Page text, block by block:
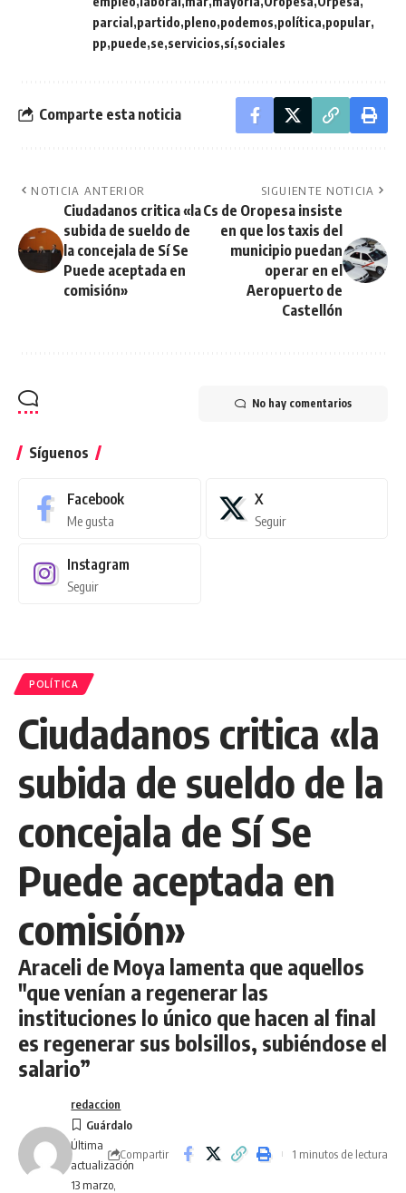
parcial partido pleno podemos política popular
pp puede se servicios sí sociales
Comparte esta noticia
NOTICIA ANTERIOR
Ciudadanos critica «la
subida de sueldo de
la concejala de Sí Se
Puede aceptada en
comisión»
SIGUIENTE NOTICIA
Cs de Oropesa insiste
en que los taxis del
municipio puedan
operar en el
Aeropuerto de
Castellón
No hay comentarios
Síguenos
Facebook
Me gusta
X
Seguir
Instagram
Seguir
POLÍTICA
Ciudadanos critica «la
subida de sueldo de la
concejala de Sí Se
Puede aceptada en
comisión»
Araceli de Moya lamenta que aquellos
"que venían a regenerar las
instituciones lo único que hacen al final
es regenerar sus bolsillos, subiéndose el
salario”
Última
actualización
13 marzo,
redaccion
Compartir 1 minutos de lectura